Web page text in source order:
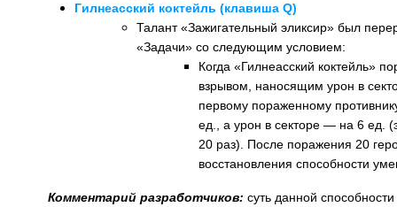
Гилнеасский коктейль (клавиша Q)
Талант «Зажигательный эликсир» был
«Задачи» со следующим условием:
Когда «Гилнеасский коктейль»
взрывом, наносящим урон в
первому пораженному
ед., а урон в секторе — на 6 ед.
20 раз). После поражения 20
восстановления способности
Комментарий разработчиков: суть данной